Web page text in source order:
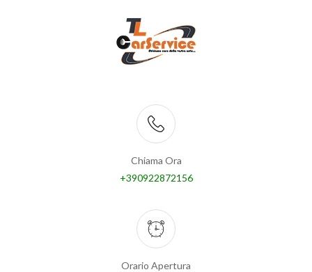
Chiama Ora
+390922872156
Orario Apertura